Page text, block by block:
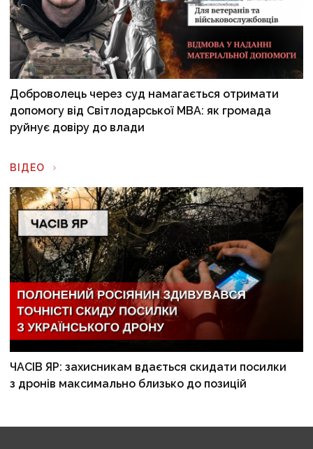
Доброволець через суд намагається отримати
допомогу від Світлодарської МВА: як громада
руйнує довіру до влади
ВІДЕО
ЧАСІВ ЯР: захисникам вдається скидати посилки
з дронів максимально близько до позицій